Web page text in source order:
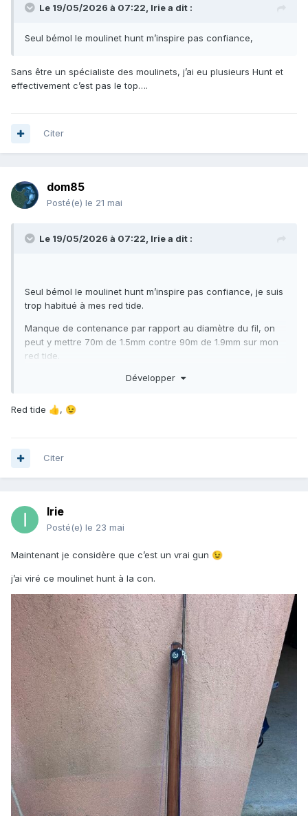
Le 19/05/2026 à 07:22, Iriea dit :
Seul bémol le moulinet hunt m’inspire pas confiance,
Sans être un spécialiste des moulinets, j’ai eu plusieurs Hunt et
effectivement c’est pas le top….
Citer
dom85
Posté(e) le 21 mai
Le 19/05/2026 à 07:22, Iriea dit :
Seul bémol le moulinet hunt m’inspire pas confiance, je suis
trop habitué à mes red tide.
Manque de contenance par rapport au diamètre du fil, on
peut y mettre 70m de 1.5mm contre 90m de 1.9mm sur mon
red tide.
Je pense que je vais changer le moulinet et y mettre mon
que ça passe.
Développer
Red tide 👍, 😉
Citer
Irie
Posté(e) le 23 mai
Maintenant je considère que c’est un vrai gun 😉
j’ai viré ce moulinet hunt à la con.